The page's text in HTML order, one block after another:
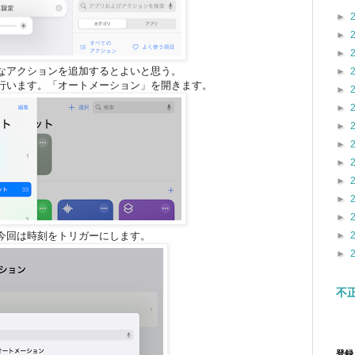
クションを追加するとよいと思う。
ます。「オートメーション」を開きます。
は時刻をトリガーにします。
►
►
►
►
►
►
►
►
►
►
►
►
►
►
不